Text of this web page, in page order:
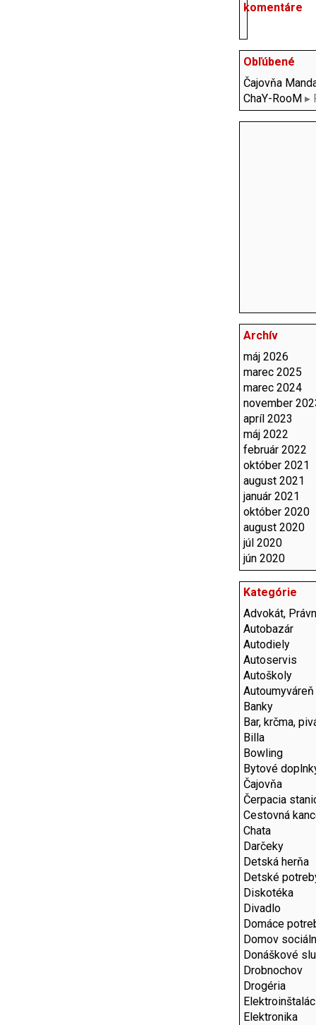
komentáre
Obľúbené
Čajovňa
ChaY-RooM ▸
Archív
máj 2026
marec 2025
marec 2024
november
apríl 2023
máj 2022
február 2022
október 2021
august 2021
január 2021
október 2020
august 2020
júl 2020
jún 2020
Kategórie
Advokát,
Autobazár
Autodiely
Autoservis
Autoškoly
Autoumyváreň
Banky
Bar, krčma,
Billa
Bowling
Bytové
Čajovňa
Čerpacia
Cestovná
Chata
Darčeky
Detská herňa
Detské
Diskotéka
Divadlo
Domáce
Domov
Donáškové
Drobnochov
Drogéria
Elektronika